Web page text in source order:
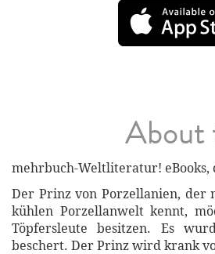
About
mehrbuch-Weltliteratur! eBooks,
Der Prinz von Porzellanien,
kühlen Porzellanwelt kennt,
Töpfersleute besitzen. Es
beschert. Der Prinz wird krank